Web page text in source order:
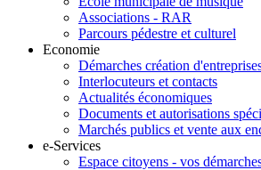
Associations - RAR
Parcours pédestre et culturel
Economie
Démarches création
Interlocuteurs et contacts
Actualités économiques
Documents et autorisations
Marchés publics et vente aux
e-Services
Espace citoyens - vos